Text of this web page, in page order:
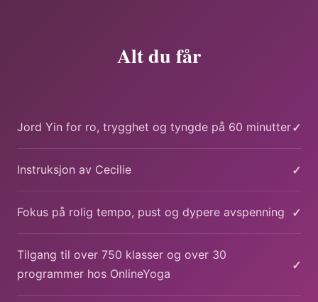
Alt du får
Jord Yin for ro, trygghet og tyngde på 60 minutter✓
Instruksjon av Cecilie ✓
Fokus på rolig tempo, pust og dypere avspenning ✓
Tilgang til over 750 klasser og over 30
programmer hos OnlineYoga
✓